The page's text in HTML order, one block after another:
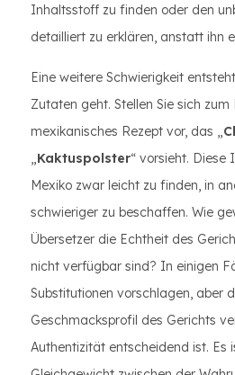
Inhaltsstoff zu finden oder den
detailliert zu erklären, anstatt ihn
Eine weitere Schwierigkeit
Zutaten geht. Stellen Sie sich zum
mexikanisches Rezept vor, das „
„Kaktuspolster“ vorsieht. Diese
Mexiko zwar leicht zu finden, in
schwieriger zu beschaffen. Wie
Übersetzer die Echtheit des
nicht verfügbar sind? In einigen
Substitutionen vorschlagen, aber
Geschmacksprofil des Gerichts
Authentizität entscheidend ist. Es